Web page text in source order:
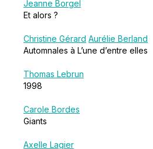
Jeanne Borgel
Et alors ?
Christine Gérard Aurélie Berland
Automnales à L’une d’entre elles
Thomas Lebrun
1998
Carole Bordes
Giants
Axelle Lagier